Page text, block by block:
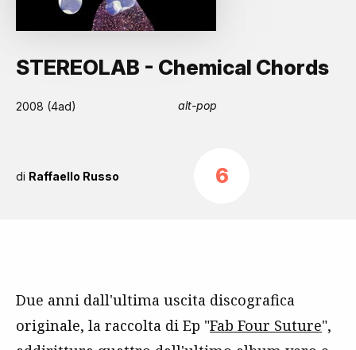
STEREOLAB - Chemical Chords
2008 (4ad) alt-pop
di Raffaello Russo 6
Due anni dall'ultima uscita discografica
originale, la raccolta di Ep "Fab Four Suture",